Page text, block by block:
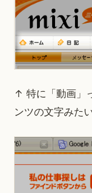
↑ 特に「動画」
ンツの文字みた